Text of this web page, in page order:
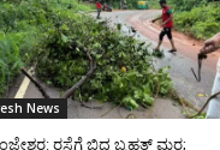
News
ರಸ್ತೆಗೆ ಬಿದ್ದ ಬೃಹತ್ ಮರ;